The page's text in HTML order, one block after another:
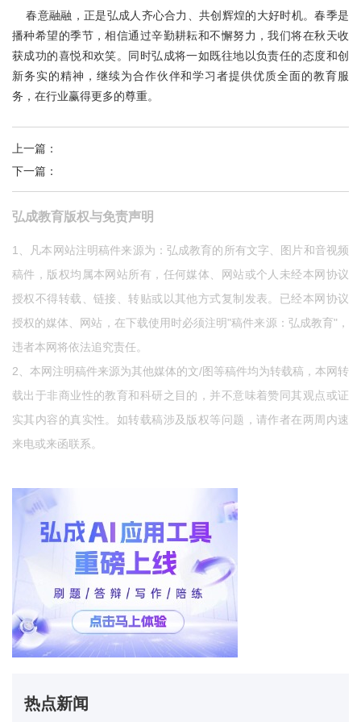
春意融融，正是弘成人齐心合力、共创辉煌的大好时机。春季是
播种希望的季节，相信通过辛勤耕耘和不懈努力，我们将在秋天收
获成功的喜悦和欢笑。同时弘成将一如既往地以负责任的态度和创
新务实的精神，继续为合作伙伴和学习者提供优质全面的教育服
务，在行业赢得更多的尊重。
上一篇 ：
下一篇 ：
弘成教育版权与免责声明
1、凡本网站注明稿件来源为：弘成教育的所有文字、图片和音视频
稿件，版权均属本网站所有，任何媒体、网站或个人未经本网协议
授权不得转载、链接、转贴或以其他方式复制发表。已经本网协议
授权的媒体、网站，在下载使用时必须注明"稿件来源：弘成教育"，
违者本网将依法追究责任。
2、本网注明稿件来源为其他媒体的文/图等稿件均为转载稿，本网转
载出于非商业性的教育和科研之目的，并不意味着赞同其观点或证
实其内容的真实性。如转载稿涉及版权等问题，请作者在两周内速
来电或来函联系。
热点新闻